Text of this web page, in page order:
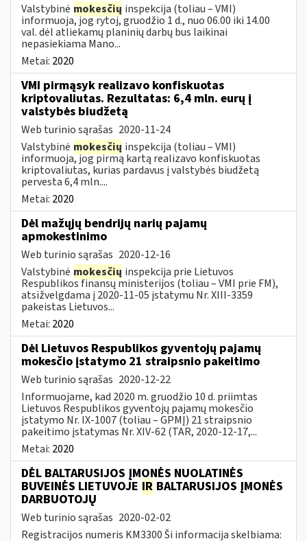
Valstybinė mokesčių inspekcija (toliau – VMI)
informuoja, jog rytoj, gruodžio 1 d., nuo 06.00 iki 14.00
val. dėl atliekamų planinių darbų bus laikinai
nepasiekiama Mano...
Metai: 2020
VMI pirmąsyk realizavo konfiskuotas
kriptovaliutas. Rezultatas: 6,4 mln. eurų į
valstybės biudžetą
Web turinio sąrašas 2020-11-24
Valstybinė mokesčių inspekcija (toliau – VMI)
informuoja, jog pirmą kartą realizavo konfiskuotas
kriptovaliutas, kurias pardavus į valstybės biudžetą
pervesta 6,4 mln....
Metai: 2020
Dėl mažųjų bendrijų narių pajamų
apmokestinimo
Web turinio sąrašas 2020-12-16
Valstybinė mokesčių inspekcija prie Lietuvos
Respublikos finansų ministerijos (toliau – VMI prie FM),
atsižvelgdama į 2020-11-05 įstatymu Nr. XIII-3359
pakeistas Lietuvos...
Metai: 2020
Dėl Lietuvos Respublikos gyventojų pajamų
mokesčio įstatymo 21 straipsnio pakeitimo
Web turinio sąrašas 2020-12-22
Informuojame, kad 2020 m. gruodžio 10 d. priimtas
Lietuvos Respublikos gyventojų pajamų mokesčio
įstatymo Nr. IX-1007 (toliau – GPMĮ) 21 straipsnio
pakeitimo įstatymas Nr. XIV-62 (TAR, 2020-12-17,...
Metai: 2020
DĖL BALTARUSIJOS ĮMONĖS NUOLATINĖS
BUVEINĖS LIETUVOJE IR BALTARUSIJOS ĮMONĖS
DARBUOTOJŲ
Web turinio sąrašas 2020-02-02
Registracijos numeris KM3300 Ši informacija skelbiama: